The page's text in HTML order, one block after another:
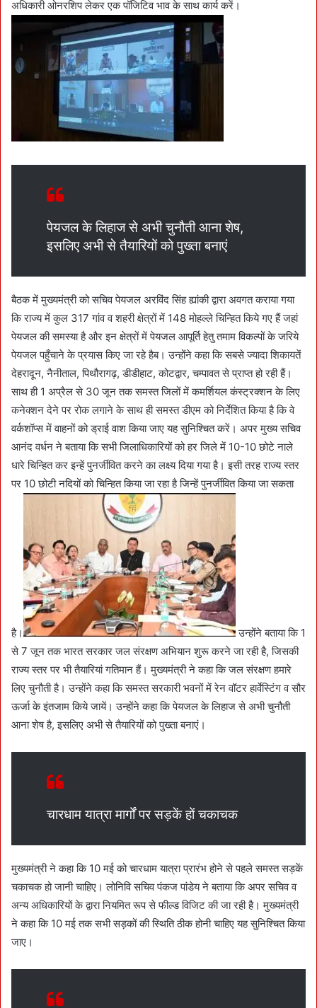
अधिकारी ओनरशिप लेकर एक पॉजिटिव भाव के साथ कार्य करें।
पेयजल के लिहाज से अभी चुनौती आना शेष,
इसलिए अभी से तैयारियों को पुख्ता बनाएं
बैठक में मुख्यमंत्री को सचिव पेयजल अरविंद सिंह ह्यांकी द्वारा अवगत कराया गया
कि राज्य में कुल 317 गांव व शहरी क्षेत्रों में 148 मोहल्ले चिन्हित किये गए हैं जहां
पेयजल की समस्या है और इन क्षेत्रों में पेयजल आपूर्ति हेतु तमाम विकल्पों के जरिये
पेयजल पहुँचाने के प्रयास किए जा रहे हैब। उन्होंने कहा कि सबसे ज्यादा शिकायतें
देहरादून, नैनीताल, पिथौरागढ़, डीडीहाट, कोटद्वार, चम्पावत से प्राप्त हो रही हैं।
साथ ही 1 अप्रैल से 30 जून तक समस्त जिलों में कमर्शियल कंस्ट्रक्शन के लिए
कनेक्शन देने पर रोक लगाने के साथ ही समस्त डीएम को निर्देशित किया है कि वे
वर्कशॉप्स में वाहनों को ड्राई वाश किया जाए यह सुनिश्चित करें। अपर मुख्य सचिव
आनंद वर्धन ने बताया कि सभी जिलाधिकारियों को हर जिले में 10-10 छोटे नाले
धारे चिन्हित कर इन्हें पुनर्जीवित करने का लक्ष्य दिया गया है। इसी तरह राज्य स्तर
पर 10 छोटी नदियों को चिन्हित किया जा रहा है जिन्हें पुनर्जीवित किया जा सकता
है।
उन्होंने बताया कि 1
से 7 जून तक भारत सरकार जल संरक्षण अभियान शुरू करने जा रही है, जिसकी
राज्य स्तर पर भी तैयारियां गतिमान हैं। मुख्यमंत्री ने कहा कि जल संरक्षण हमारे
लिए चुनौती है। उन्होंने कहा कि समस्त सरकारी भवनों में रेन वॉटर हार्वेस्टिंग व सौर
ऊर्जा के इंतजाम किये जायें। उन्होंने कहा कि पेयजल के लिहाज से अभी चुनौती
आना शेष है, इसलिए अभी से तैयारियों को पुख्ता बनाएं।
चारधाम यात्रा मार्गों पर सड़कें हों चकाचक
मुख्यमंत्री ने कहा कि 10 मई को चारधाम यात्रा प्रारंभ होने से पहले समस्त सड़कें
चकाचक हो जानी चाहिए। लोनिवि सचिव पंकज पांडेय ने बताया कि अपर सचिव व
अन्य अधिकारियों के द्वारा नियमित रूप से फील्ड विजिट की जा रही है। मुख्यमंत्री
ने कहा कि 10 मई तक सभी सड़कों की स्थिति ठीक होनी चाहिए यह सुनिश्चित किया
जाए।